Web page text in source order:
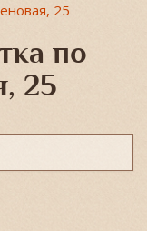
25
по
25